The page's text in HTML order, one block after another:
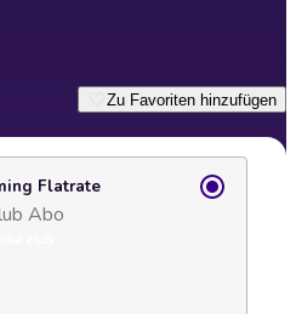
Zu Favoriten hinzufügen
Flatrate
Abo